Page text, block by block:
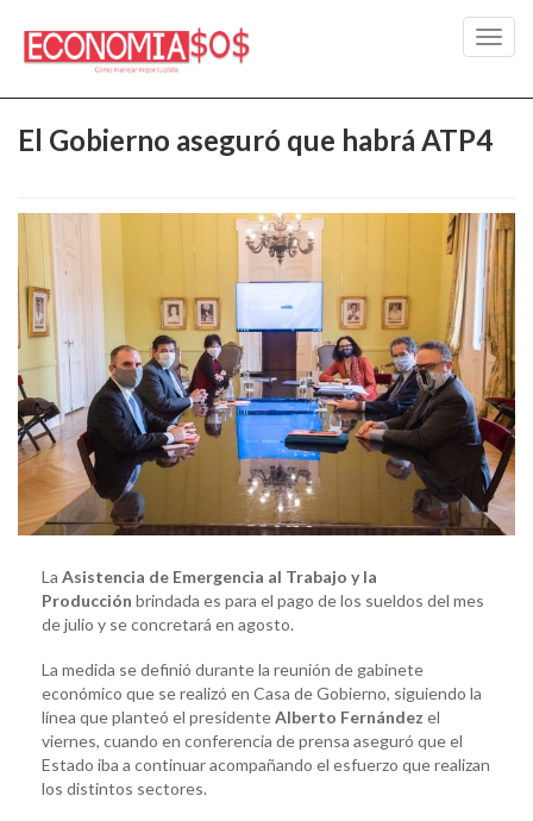
El Gobierno aseguró que habrá ATP4
La Asistencia de Emergencia al Trabajo y la
Producción brindada es para el pago de los sueldos del mes
de julio y se concretará en agosto.
La medida se definió durante la reunión de gabinete
económico que se realizó en Casa de Gobierno, siguiendo la
línea que planteó el presidenteAlberto Fernández el
viernes, cuando en conferencia de prensa aseguró que el
Estado iba a continuar acompañando el esfuerzo que realizan
los distintos sectores.